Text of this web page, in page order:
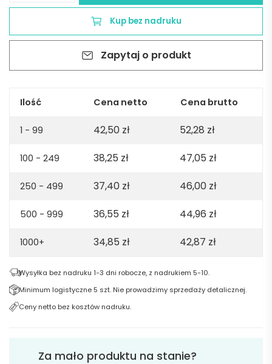
shirt.
organic
180gsm.
brown
Kup bez nadruku
Zapytaj o produkt
Ilość Cena netto Cena brutto
1 - 99 42,50 zł 52,28 zł
100 - 249 38,25 zł 47,05 zł
250 - 499 37,40 zł 46,00 zł
500 - 999 36,55 zł 44,96 zł
1000+ 34,85 zł 42,87 zł
Wysyłka bez nadruku 1-3 dni robocze, z nadrukiem 5-10.
Minimum logistyczne 5 szt. Nie prowadzimy sprzedaży detalicznej.
Ceny netto bez kosztów nadruku.
Za mało produktu na stanie?